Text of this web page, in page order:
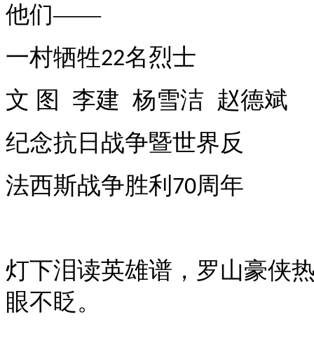
他们——
一村牺牲22名烈士
文 图 李建 杨雪洁 赵德斌
纪念抗日战争暨世界反
法西斯战争胜利 70周年
灯下泪读英雄谱，罗山豪侠
眼不眨。